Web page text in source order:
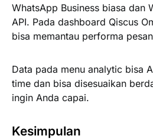
WhatsApp Business biasa dan
API. Pada dashboard Qiscus
bisa memantau performa
Data pada menu analytic bisa
time dan bisa disesuaikan
ingin Anda capai.
Kesimpulan